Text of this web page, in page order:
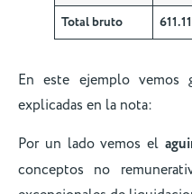
Total bruto
En este ejemplo vemos
explicadas en la nota:
Por un lado vemos el
conceptos no